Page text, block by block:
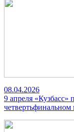
08.04.2026
9 апреля
четвертьфинальном